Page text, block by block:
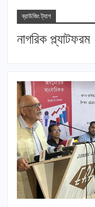
ব্রাউজিং ট্যাগ
নাগরিক প্ল্যাটফরম